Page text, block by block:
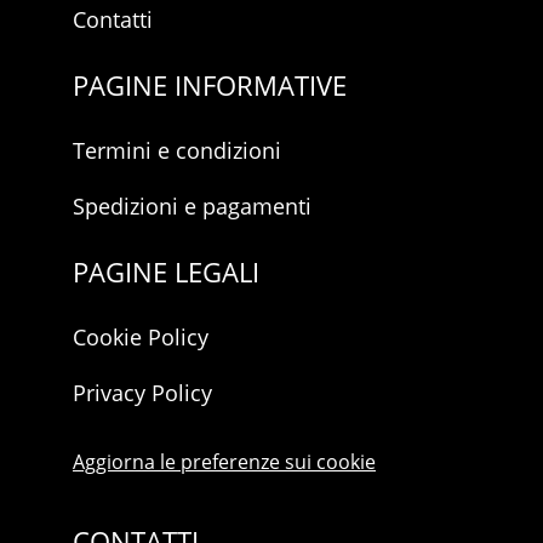
Contatti
PAGINE INFORMATIVE
Termini e condizioni
Spedizioni e pagamenti
PAGINE LEGALI
Cookie Policy
Privacy Policy
Aggiorna le preferenze sui cookie